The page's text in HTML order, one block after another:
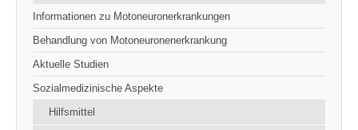
Informationen zu Motoneuronerkrankungen
Behandlung von Motoneuronenerkrankung
Aktuelle Studien
Sozialmedizinische Aspekte
Hilfsmittel